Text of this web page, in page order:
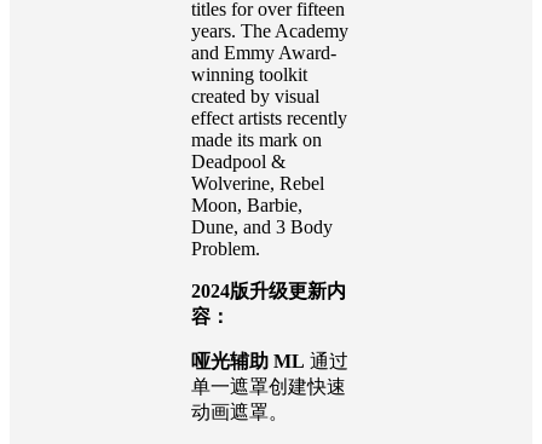
titles for over fifteen
years. The Academy
and Emmy Award-
winning toolkit
created by visual
effect artists recently
made its mark on
Deadpool &
Wolverine, Rebel
Moon, Barbie,
Dune, and 3 Body
Problem.
2024版升级更新内
容：
哑光辅助 ML 通过
单一遮罩创建快速
动画遮罩。